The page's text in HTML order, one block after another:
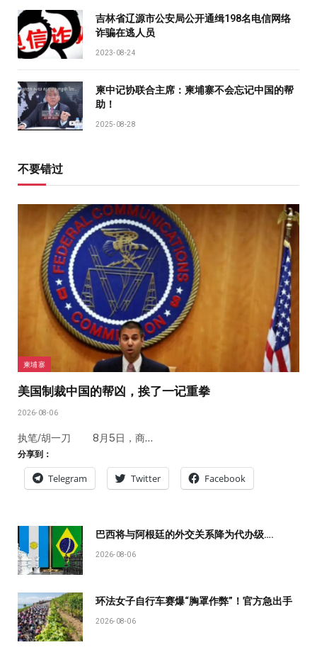
吉林省辽源市公安局公开通缉198名电信网络
诈骗在逃人员
2023-08-24
柬中记协联合主席：柬埔寨不会忘记中国的帮
助！
2025-08-28
不要错过
柬埔寨
美国制裁中国的帮凶，挨了一记重拳
2026-08-06
执笔/胡一刀 8月5日，商…
分享到：
Telegram Twitter Facebook
巴西将与阿根廷的外交关系降为代办级….
2026-08-06
环法女子自行车赛爆“胸罩作弊”！官方急出手
2026-08-06